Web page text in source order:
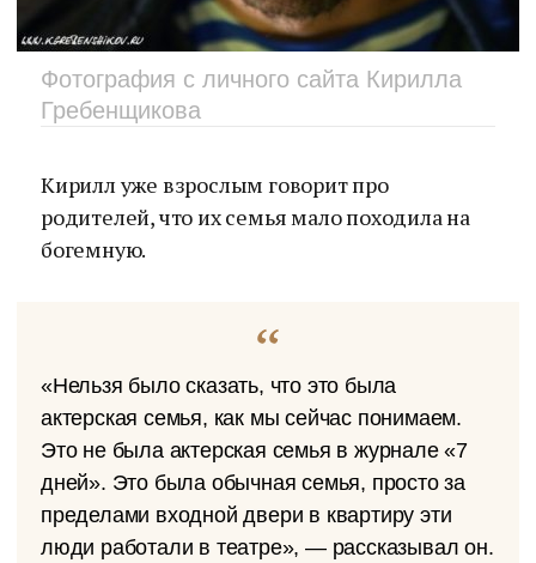
Фотография с личного сайта Кирилла
Гребенщикова
Кирилл уже взрослым говорит про
родителей, что их семья мало походила на
богемную.
«Нельзя было сказать, что это была
актерская семья, как мы сейчас понимаем.
Это не была актерская семья в журнале «7
дней». Это была обычная семья, просто за
пределами входной двери в квартиру эти
люди работали в театре», — рассказывал он.